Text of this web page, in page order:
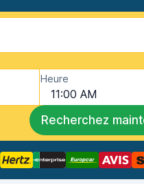
Heure
11:00 AM
Recherchez